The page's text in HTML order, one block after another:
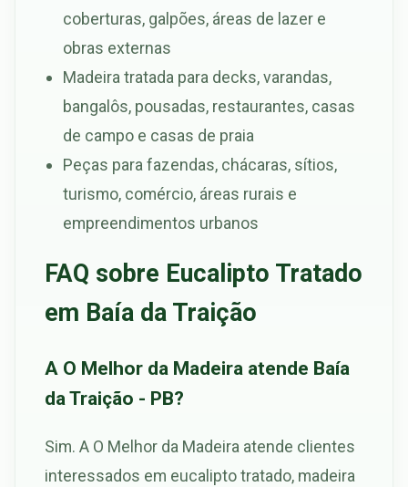
coberturas, galpões, áreas de lazer e
obras externas
Madeira tratada para decks, varandas,
bangalôs, pousadas, restaurantes, casas
de campo e casas de praia
Peças para fazendas, chácaras, sítios,
turismo, comércio, áreas rurais e
empreendimentos urbanos
FAQ sobre Eucalipto Tratado
em Baía da Traição
A O Melhor da Madeira atende Baía
da Traição - PB?
Sim. A O Melhor da Madeira atende clientes
interessados em eucalipto tratado, madeira